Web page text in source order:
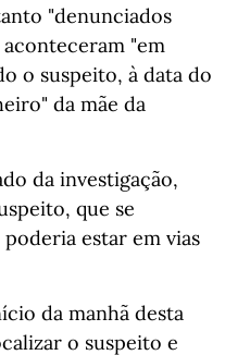
"denunciados
"em
o suspeito, à data do
da mãe da
da investigação,
que se
estar em vias
da manhã desta
o suspeito e